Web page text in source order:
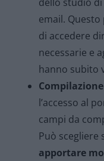
email.
di accedere
necessarie e
hanno subito
l’accesso al
campi da
Può scegliere
apportare